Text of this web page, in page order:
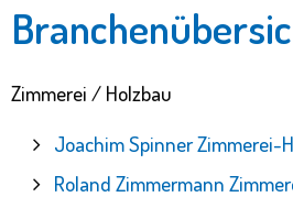
Zimmerei / Holzbau
Joachim Spinner Zimmerei-
Roland Zimmermann